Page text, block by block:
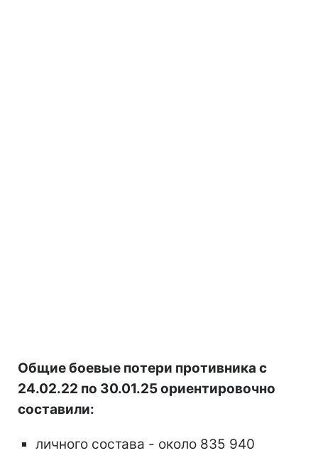
Общие боевые потери противника с
24.02.22 по 30.01.25 ориентировочно
составили:
личного состава - около 835 940